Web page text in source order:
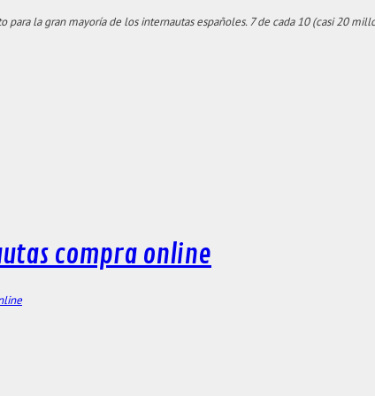
la gran mayoría de los internautas españoles. 7 de cada 10 (casi 20
compra online